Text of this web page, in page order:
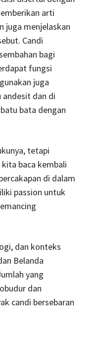
arti
juga menjelaskan
Candi
bagi
fungsi
juga
andesit dan di
bata dengan
tetapi
baca kembali
di dalam
passion untuk
dan konteks
Belanda
yang
dan
candi bersebaran